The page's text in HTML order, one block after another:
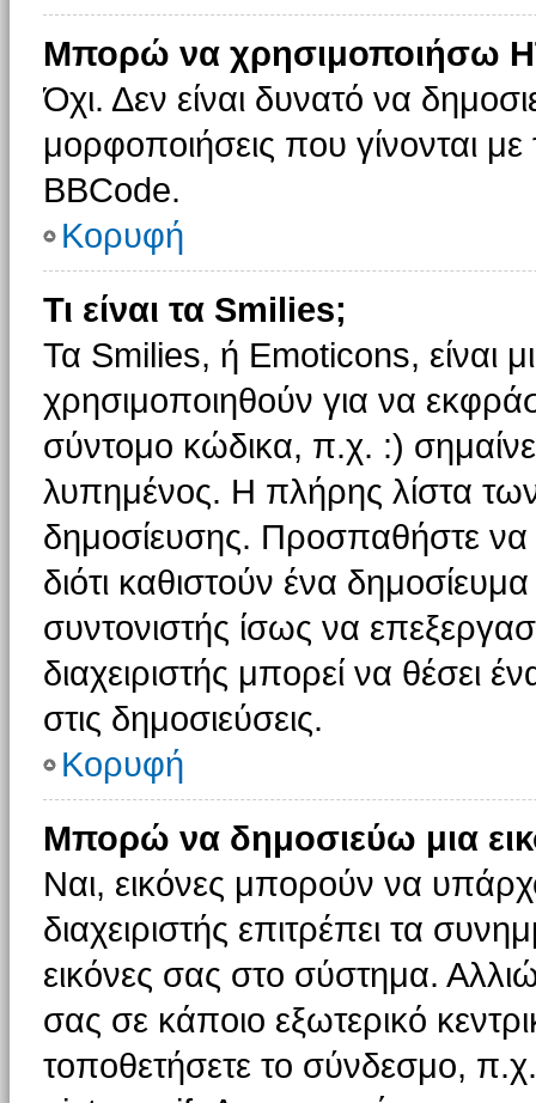
Μπορώ να χρησιμοποιήσω
Όχι. Δεν είναι δυνατό να
μορφοποιήσεις που γίνονται
BBCode.
Κορυφή
Τι είναι τα Smilies;
Τα Smilies, ή Emoticons, είναι
χρησιμοποιηθούν για να
σύντομο κώδικα, π.χ. :)
λυπημένος. Η πλήρης λίστα των
δημοσίευσης. Προσπαθήστε να
διότι καθιστούν ένα
συντονιστής ίσως να
διαχειριστής μπορεί να θέσει
στις δημοσιεύσεις.
Κορυφή
Μπορώ να δημοσιεύω μια
Ναι, εικόνες μπορούν να
διαχειριστής επιτρέπει τα
εικόνες σας στο σύστημα.
σας σε κάποιο εξωτερικό
τοποθετήσετε το σύνδεσμο,